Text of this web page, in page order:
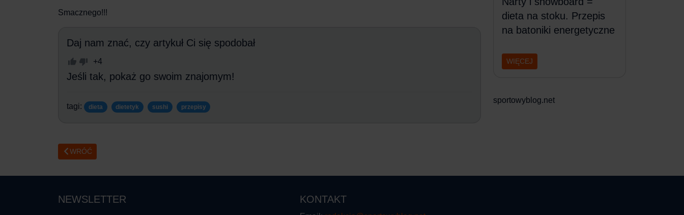
Smacznego!!!
Daj nam znać, czy artykuł Ci się spodobał
+4
Jeśli tak, pokaż go swoim znajomym!
tagi: dieta dietetyk sushi przepisy
WRÓĆ
dieta na stoku. Przepis
na batoniki energetyczne
WIĘCEJ
sportowyblog.net
NEWSLETTER KONTAKT